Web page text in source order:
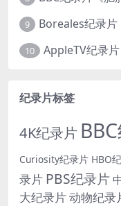
9
10
纪录片标签
4K纪录片
Curiosity纪录片 HBO
录片 PBS纪录片
大纪录片动物纪录